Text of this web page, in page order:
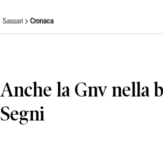
Sassari Cronaca
Anche la Gnv nella
Segni